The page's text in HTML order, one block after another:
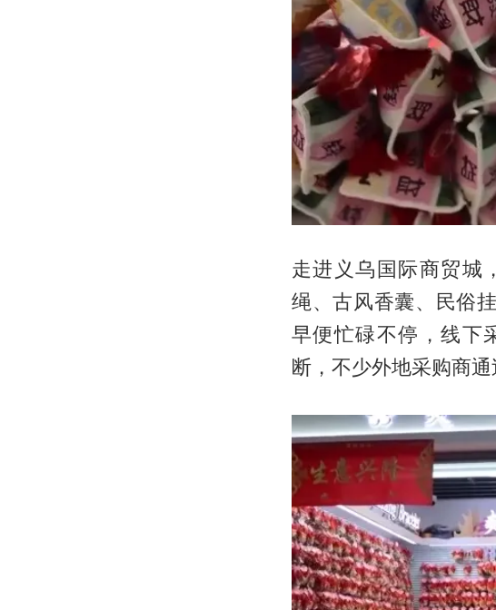
走进义乌国际商贸城
绳、古风香囊、民俗
早便忙碌不停，线下
断，不少外地采购商